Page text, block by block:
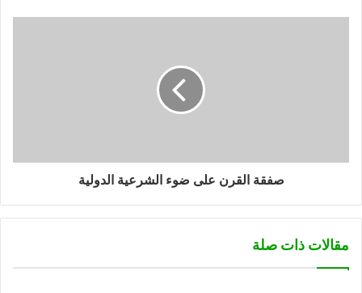
صفقة القرن على ضوء الشرعية الدولية
مقالات ذات صلة